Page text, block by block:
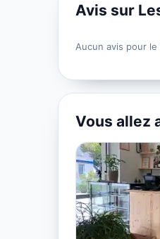
Avis sur
Aucun avis pour
Vous allez